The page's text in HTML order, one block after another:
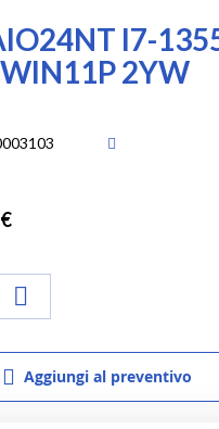
I7-
2YW
Aggiungi al preventivo